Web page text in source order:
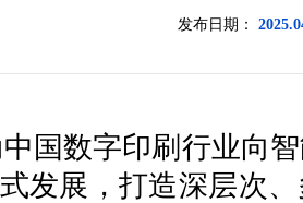
发布日期：
国数字印刷行业向
发展，打造深层次